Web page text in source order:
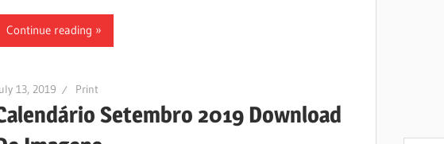
Continue reading
13, 2019 Print
Setembro 2019 Download